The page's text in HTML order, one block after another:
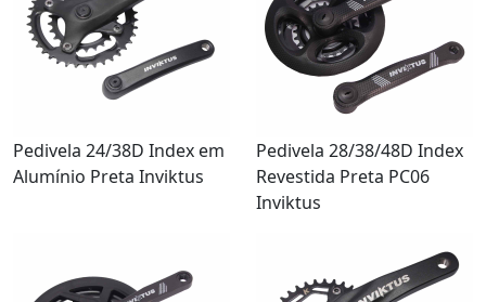
Pedivela 24/38D Index em
Alumínio Preta Inviktus
Pedivela 28/38/48D Index
Revestida Preta PC06
Inviktus